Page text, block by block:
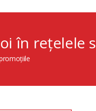
în rețelele